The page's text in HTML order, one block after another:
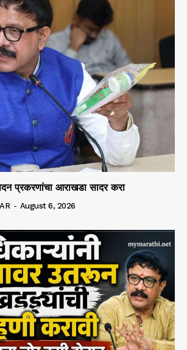
प्रकरणांचा आराखडा सादर करा
- August 6, 2026